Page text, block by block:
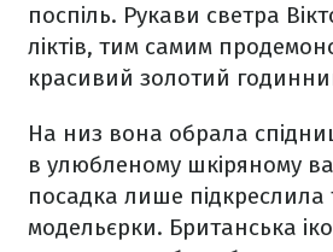
поспіль. Рукави светра
ліктів, тим самим
красивий золотий
На низ вона обрала
в улюбленому шкіряному
посадка лише підкреслила
модельєрки. Британська